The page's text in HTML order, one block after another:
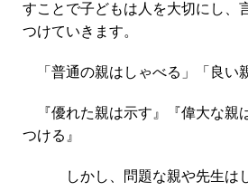
すことで子どもは人を大切にし、
つけていきます。
「普通の親はしゃべる」「良い
『優れた親は示す』『偉大な親
つける』
しかし、問題な親や先生は